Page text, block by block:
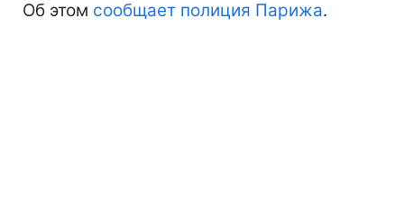
Об этом сообщает полиция Парижа.